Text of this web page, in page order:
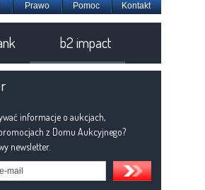
Prawo Pomoc Kontakt
b2 impact
informacje o aukcjach,
z Domu Aukcyjnego?
newsletter.